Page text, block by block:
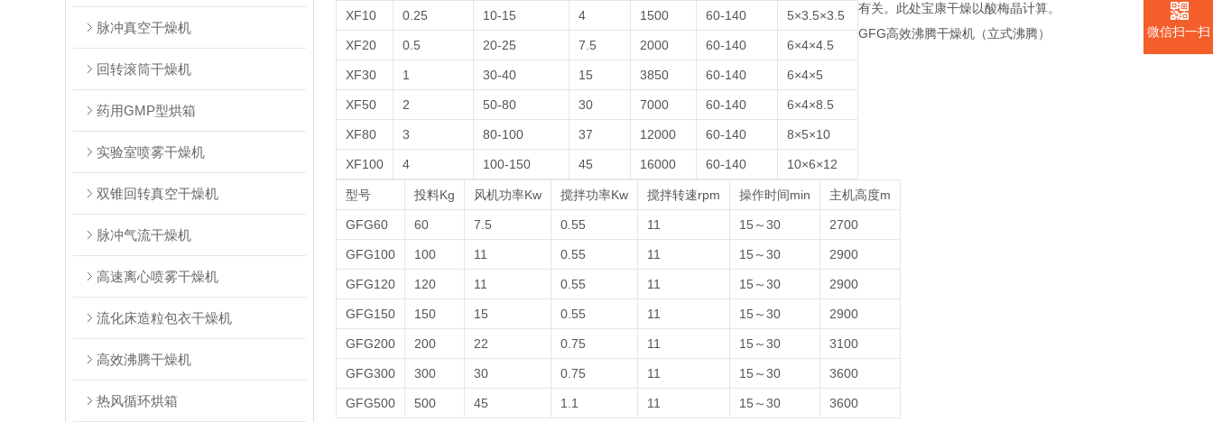
脉冲真空干燥机
回转滚筒干燥机
药用GMP型烘箱
实验室喷雾干燥机
双锥回转真空干燥机
脉冲气流干燥机
高速离心喷雾干燥机
流化床造粒包衣干燥机
高效沸腾干燥机
热风循环烘箱
XF10 0.25 10-15 4 1500 60-140 5×3.5×3.5
XF20 0.5 20-25 7.5 2000 60-140 6×4×4.5
XF30 1 30-40 15 3850 60-140 6×4×5
XF50 2 50-80 30 7000 60-140 6×4×8.5
XF80 3 80-100 37 12000 60-140 8×5×10
XF100 4 100-150 45 16000 60-140 10×6×12
有关。此处宝康干燥以酸梅晶计算。
GFG高效沸腾干燥机（立式沸腾）
型号 投料Kg 风机功率Kw 搅拌功率Kw 搅拌转速rpm 操作时间min 主机高度m
GFG60 60 7.5 0.55 11 15～30 2700
GFG100 100 11 0.55 11 15～30 2900
GFG120 120 11 0.55 11 15～30 2900
GFG150 150 15 0.55 11 15～30 2900
GFG200 200 22 0.75 11 15～30 3100
GFG300 300 30 0.75 11 15～30 3600
GFG500 500 45 1.1 11 15～30 3600
微信扫一扫